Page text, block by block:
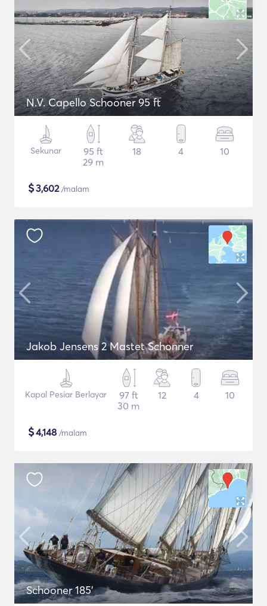
N.V. Capello Schooner 95 ft
Sekunar
95 ft
29 m
18 4 10
$3,602/malam
Jakob Jensens 2 Mastet Schonner
Kapal Pesiar Berlayar
97 ft
30 m
12 4 10
$4,148 /malam
Schooner 185'